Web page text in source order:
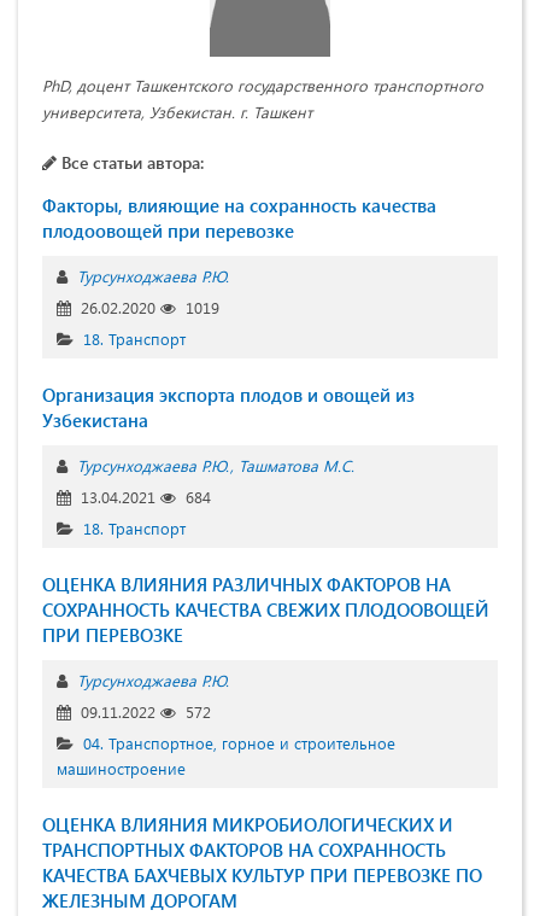
PhD, доцент Ташкентского государственного транспортного
университета, Узбекистан. г. Ташкент
Все статьи автора:
Факторы, влияющие на сохранность качества
плодоовощей при перевозке
Турсунходжаева Р.Ю.
26.02.2020
1019
18. Транспорт
Организация экспорта плодов и овощей из
Узбекистана
Турсунходжаева Р.Ю. Ташматова М.С.
13.04.2021
684
18. Транспорт
ОЦЕНКА ВЛИЯНИЯ РАЗЛИЧНЫХ ФАКТОРОВ НА
СОХРАННОСТЬ КАЧЕСТВА СВЕЖИХ ПЛОДООВОЩЕЙ
ПРИ ПЕРЕВОЗКЕ
Турсунходжаева Р.Ю.
09.11.2022
572
04. Транспортное, горное и строительное
машиностроение
ОЦЕНКА ВЛИЯНИЯ МИКРОБИОЛОГИЧЕСКИХ И
ТРАНСПОРТНЫХ ФАКТОРОВ НА СОХРАННОСТЬ
КАЧЕСТВА БАХЧЕВЫХ КУЛЬТУР ПРИ ПЕРЕВОЗКЕ ПО
ЖЕЛЕЗНЫМ ДОРОГАМ